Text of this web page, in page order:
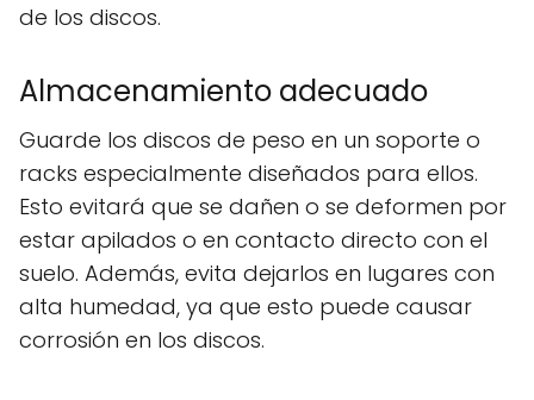
de los discos.
Almacenamiento adecuado
Guarde los discos de peso en un soporte o
racks especialmente diseñados para ellos.
Esto evitará que se dañen o se deformen por
estar apilados o en contacto directo con el
suelo. Además, evita dejarlos en lugares con
alta humedad, ya que esto puede causar
corrosión en los discos.